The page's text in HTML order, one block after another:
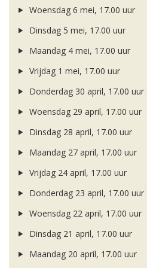
Woensdag 6 mei, 17.00 uur
Dinsdag 5 mei, 17.00 uur
Maandag 4 mei, 17.00 uur
Vrijdag 1 mei, 17.00 uur
Donderdag 30 april, 17.00 uur
Woensdag 29 april, 17.00 uur
Dinsdag 28 april, 17.00 uur
Maandag 27 april, 17.00 uur
Vrijdag 24 april, 17.00 uur
Donderdag 23 april, 17.00 uur
Woensdag 22 april, 17.00 uur
Dinsdag 21 april, 17.00 uur
Maandag 20 april, 17.00 uur